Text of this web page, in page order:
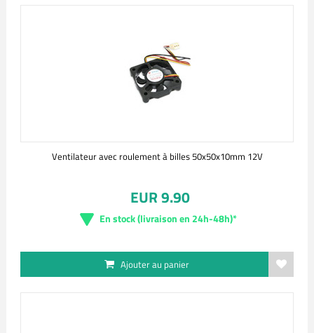
Ventilateur avec roulement à billes 50x50x10mm 12V
EUR 9.90
En stock (livraison en 24h-48h)*
Ajouter au panier